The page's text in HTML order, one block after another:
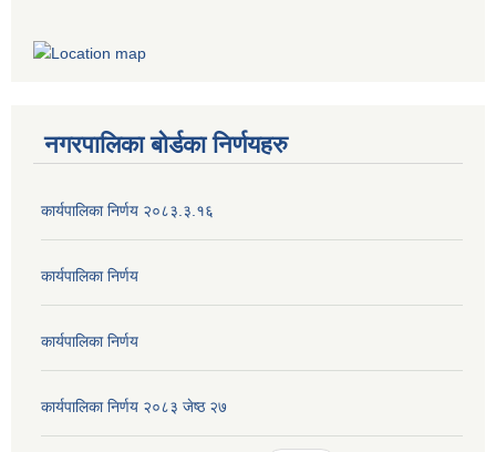
नगरपालिका बोर्डका निर्णयहरु
कार्यपालिका निर्णय २०८३.३.१६
कार्यपालिका निर्णय
कार्यपालिका निर्णय
कार्यपालिका निर्णय २०८३ जेष्ठ २७